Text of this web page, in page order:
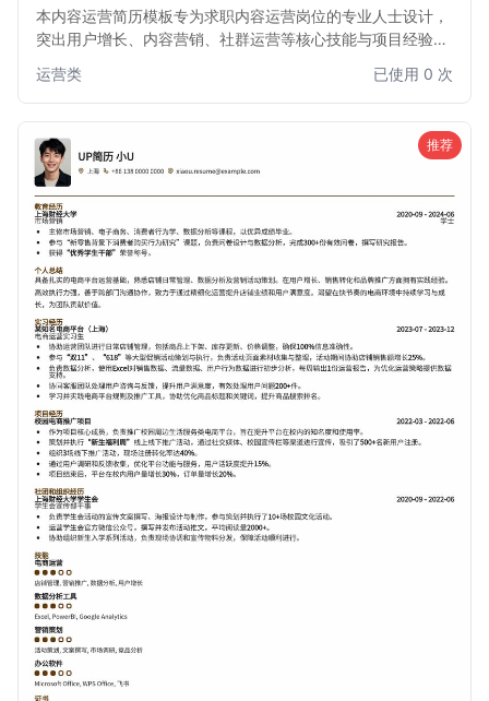
本内容运营简历模板专为求职内容运营岗位的专业人士设计，
突出用户增长、内容营销、社群运营等核心技能与项目经验。
的目光，提升面试成功率。适用于希望在互联网、新媒体、电
商等行业发展的内容运营从业者。
运营类 已使用 0 次
推荐